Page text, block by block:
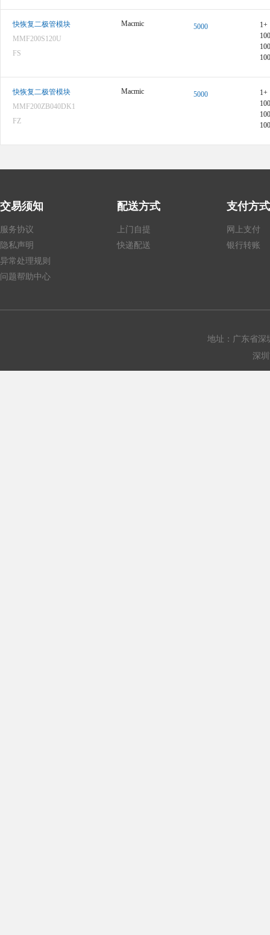
快恢复二极管模块
MMF200S120U
FS
Macmic 5000
1+
快恢复二极管模块
MMF200ZB040DK1
FZ
Macmic 5000
1+
交易须知
服务协议
隐私声明
异常处理规则
问题帮助中心
配送方式
上门自提
快递配送
支付方式
网上支付
银行转账
地址：广东省深
深